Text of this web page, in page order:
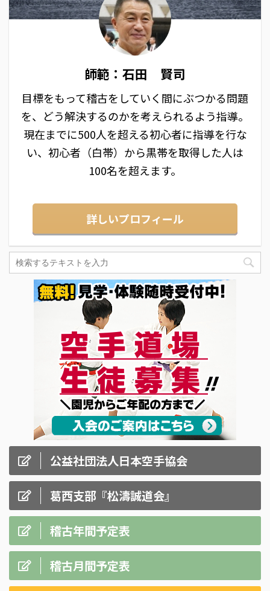
師範：石田 賢司
目標をもって稽古をしていく間にぶつかる問題
を、どう解決するのかを考えられるよう指導。
現在までに500人を超える初心者に指導を行な
い、初心者（白帯）から黒帯を取得した人は
100名を超えます。
詳しいプロフィール
公益社団法人日本空手協会
葛西支部『松濤誠道会』
稽古年間予定表
稽古月間予定表